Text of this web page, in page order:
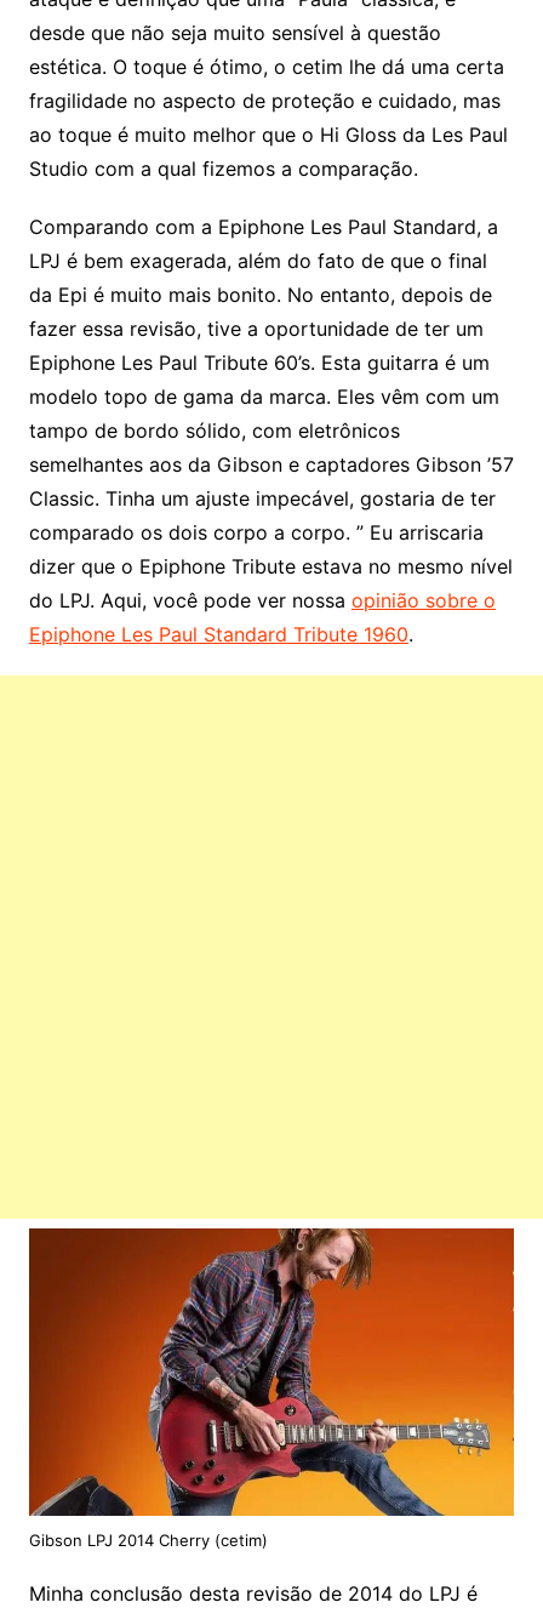
desde que não seja muito sensível à questão
estética. O toque é ótimo, o cetim lhe dá uma certa
fragilidade no aspecto de proteção e cuidado, mas
ao toque é muito melhor que o Hi Gloss da Les Paul
Studio com a qual fizemos a comparação.
Comparando com a Epiphone Les Paul Standard, a
LPJ é bem exagerada, além do fato de que o final
da Epi é muito mais bonito. No entanto, depois de
fazer essa revisão, tive a oportunidade de ter um
Epiphone Les Paul Tribute 60’s. Esta guitarra é um
modelo topo de gama da marca. Eles vêm com um
tampo de bordo sólido, com eletrônicos
semelhantes aos da Gibson e captadores Gibson ’57
Classic. Tinha um ajuste impecável, gostaria de ter
comparado os dois corpo a corpo. ” Eu arriscaria
dizer que o Epiphone Tribute estava no mesmo nível
do LPJ. Aqui, você pode ver nossa opinião sobre o
Epiphone Les Paul Standard Tribute 1960.
Gibson LPJ 2014 Cherry (cetim)
Minha conclusão desta revisão de 2014 do LPJ é